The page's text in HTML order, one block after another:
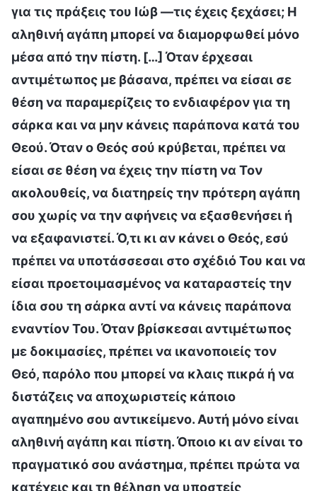
για τις πράξεις του Ιώβ —τις έχεις ξεχάσει; Η
αληθινή αγάπη μπορεί να διαμορφωθεί μόνο
μέσα από την πίστη. […] Όταν έρχεσαι
αντιμέτωπος με βάσανα, πρέπει να είσαι σε
θέση να παραμερίζεις το ενδιαφέρον για τη
σάρκα και να μην κάνεις παράπονα κατά του
Θεού. Όταν ο Θεός σού κρύβεται, πρέπει να
είσαι σε θέση να έχεις την πίστη να Τον
ακολουθείς, να διατηρείς την πρότερη αγάπη
σου χωρίς να την αφήνεις να εξασθενήσει ή
να εξαφανιστεί. Ό,τι κι αν κάνει ο Θεός, εσύ
πρέπει να υποτάσσεσαι στο σχέδιό Του και να
είσαι προετοιμασμένος να καταραστείς την
ίδια σου τη σάρκα αντί να κάνεις παράπονα
εναντίον Του. Όταν βρίσκεσαι αντιμέτωπος
με δοκιμασίες, πρέπει να ικανοποιείς τον
Θεό, παρόλο που μπορεί να κλαις πικρά ή να
διστάζεις να αποχωριστείς κάποιο
αγαπημένο σου αντικείμενο. Αυτή μόνο είναι
αληθινή αγάπη και πίστη. Όποιο κι αν είναι το
πραγματικό σου ανάστημα, πρέπει πρώτα να
κατέχεις και τη θέληση να υποστείς